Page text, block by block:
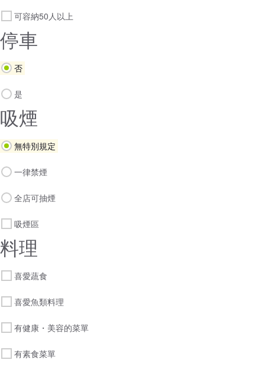
可容納50人以上
停車
否
是
吸煙
無特別規定
一律禁煙
全店可抽煙
吸煙區
料理
喜愛蔬食
喜愛魚類料理
有健康・美容的菜單
有素食菜單